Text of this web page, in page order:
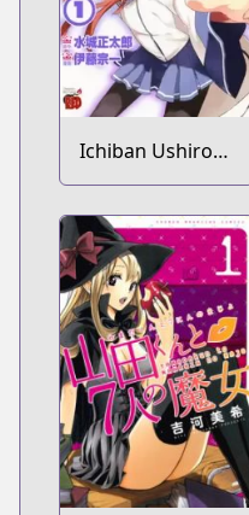
Ichiban Ushiro
no Daimaou